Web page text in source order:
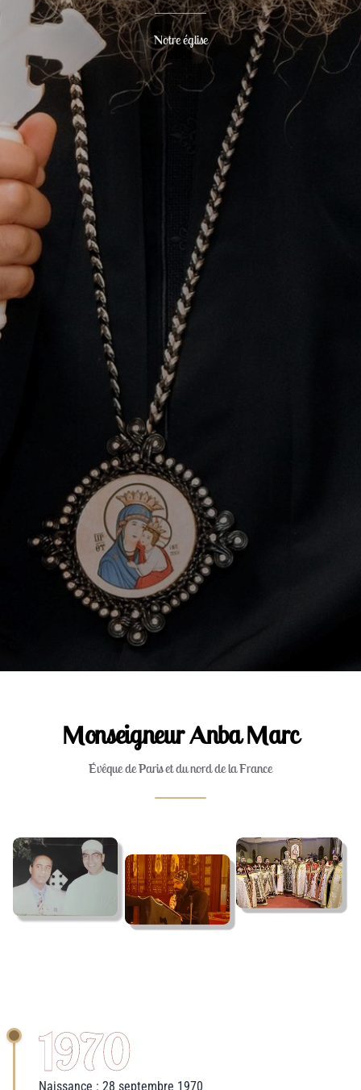
Notre église
Monseigneur Anba Marc
Évêque de Paris et du nord de la France
1970
Naissance : 28 septembre 1970